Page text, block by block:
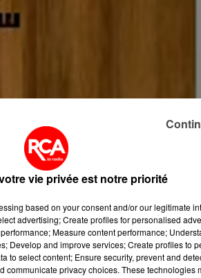
vie privée est notre priorité
based on your consent and/or our legitimate
advertising; Create profiles for personalised
Measure content performance;
Develop and improve services; Create profiles to
to select content; Ensure security, prevent and
communicate privacy choices. These technologies